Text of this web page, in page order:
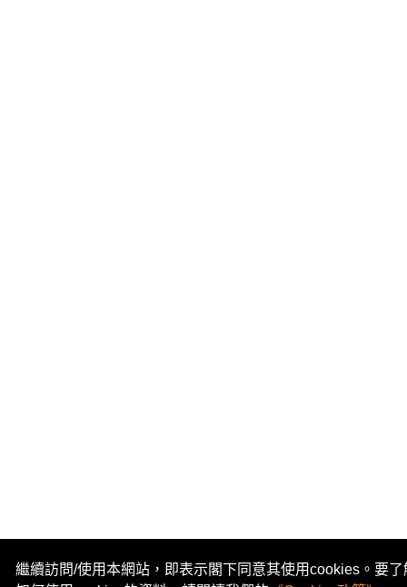
繼續訪問/使用本網站，即表示閣下同意其使用cookies。要